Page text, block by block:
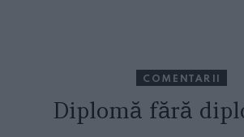
COMENTARII
Diplomă fără